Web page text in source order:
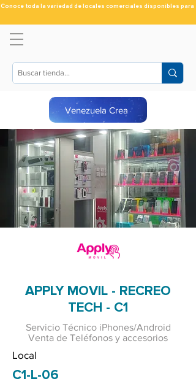
Conoce toda la variedad de locales comerciales disponibles para ti
Venezuela Crea
APPLY MOVIL - RECREO
TECH - C1
Servicio Técnico iPhones/Android
Venta de Teléfonos y accesorios
Local
C1-L-06